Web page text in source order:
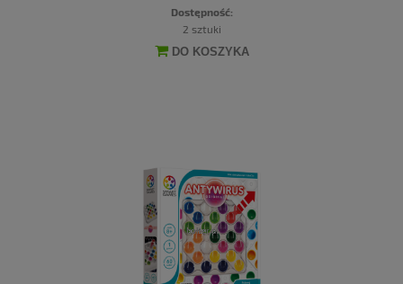
Dostępność:
2 sztuki
DO KOSZYKA